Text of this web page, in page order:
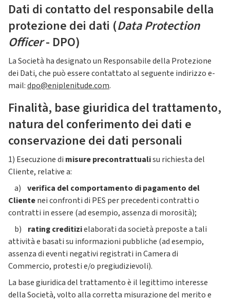
Dati di contatto del responsabile della
protezione dei dati (Data Protection
Officer- DPO)
La Società ha designato un Responsabile della Protezione
dei Dati, che può essere contattato al seguente indirizzo e-
mail:dpo@eniplenitude.com.
Finalità, base giuridica del trattamento,
natura del conferimento dei dati e
conservazione dei dati personali
1) Esecuzione di misure precontrattualisu richiesta del
Cliente, relative a:
a) verifica del comportamento di pagamento del
Clientenei confronti di PES per precedenti contratti o
contratti in essere (ad esempio, assenza di morosità);
b) rating creditizielaborati da società preposte a tali
attività e basati su informazioni pubbliche (ad esempio,
assenza di eventi negativi registrati in Camera di
Commercio, protesti e/o pregiudizievoli).
La base giuridica del trattamento è il legittimo interesse
della Società, volto alla corretta misurazione del merito e